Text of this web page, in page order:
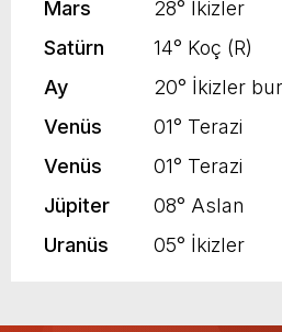
Mars
28° İkizler
Satürn
14° Koç (R)
Ay
20° İkizler
Venüs
01° Terazi
Venüs
01° Terazi
Jüpiter
08° Aslan
Uranüs
05° İkizler